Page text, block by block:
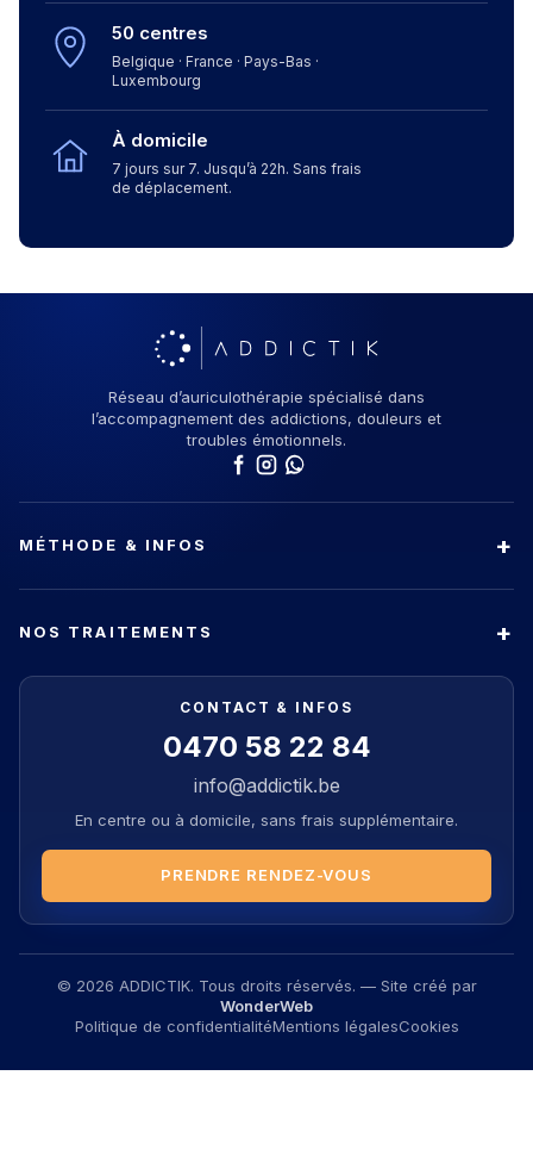
50 centres
Belgique · France · Pays-Bas ·
Luxembourg
À domicile
7 jours sur 7. Jusqu’à 22h. Sans frais
de déplacement.
Réseau d’auriculothérapie spécialisé dans
l’accompagnement des addictions, douleurs et
troubles émotionnels.
MÉTHODE & INFOS
NOS TRAITEMENTS
CONTACT & INFOS
0470 58 22 84
info@addictik.be
En centre ou à domicile, sans frais supplémentaire.
PRENDRE RENDEZ-VOUS
© 2026 ADDICTIK. Tous droits réservés. — Site créé par
WonderWeb
Politique de confidentialitéMentions légalesCookies